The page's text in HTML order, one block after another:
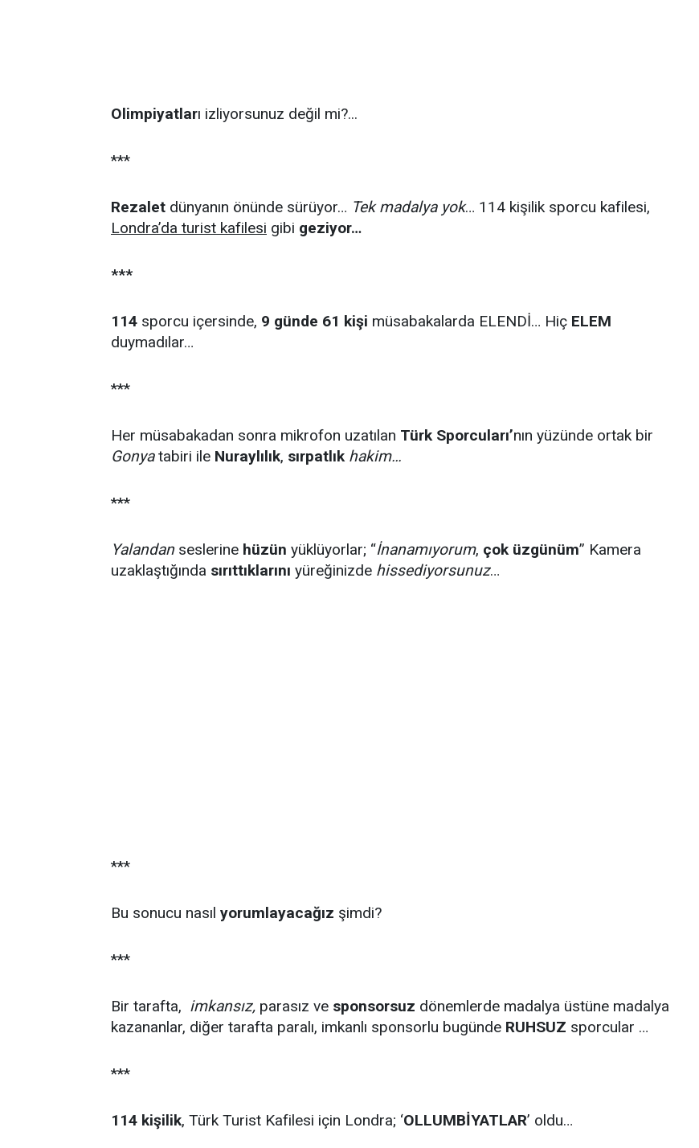
Olimpiyatları izliyorsunuz değil mi?...
***
Rezalet dünyanın önünde sürüyor… Tek madalya yok… 114 kişilik sporcu kafilesi,
Londra’da turist kafilesi gibi geziyor…
***
114 sporcu içersinde, 9 günde 61 kişi müsabakalarda ELENDİ… Hiç ELEM
duymadılar…
***
Her müsabakadan sonra mikrofon uzatılan Türk Sporcuları’nın yüzünde ortak bir
Gonyatabiri ile Nuraylılık, sırpatlık hakim…
***
Yalandanseslerine hüzün yüklüyorlar; “İnanamıyorum, çok üzgünüm” Kamera
uzaklaştığında sırıttıklarını yüreğinizde hissediyorsunuz…
***
Bu sonucu nasıl yorumlayacağız şimdi?
***
Bir tarafta, imkansız, parasız ve sponsorsuz dönemlerde madalya üstüne madalya
kazananlar, diğer tarafta paralı, imkanlı sponsorlu bugünde RUHSUZ sporcular …
***
114 kişilik, Türk Turist Kafilesi için Londra; ‘OLLUMBİYATLAR’ oldu…